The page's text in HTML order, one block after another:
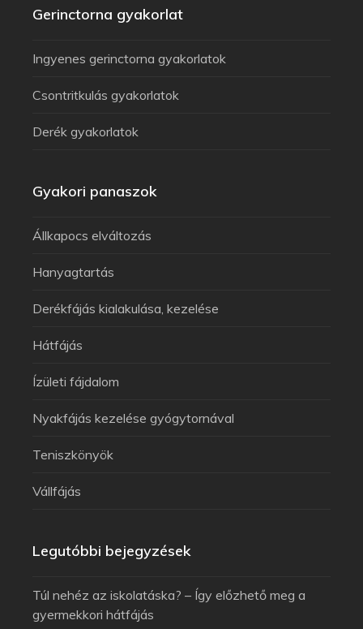
Gerinctorna gyakorlat
Ingyenes gerinctorna gyakorlatok
Csontritkulás gyakorlatok
Derék gyakorlatok
Gyakori panaszok
Állkapocs elváltozás
Hanyagtartás
Derékfájás kialakulása, kezelése
Hátfájás
Ízületi fájdalom
Nyakfájás kezelése gyógytornával
Teniszkönyök
Vállfájás
Legutóbbi bejegyzések
Túl nehéz az iskolatáska? – Így előzhető meg a
gyermekkori hátfájás